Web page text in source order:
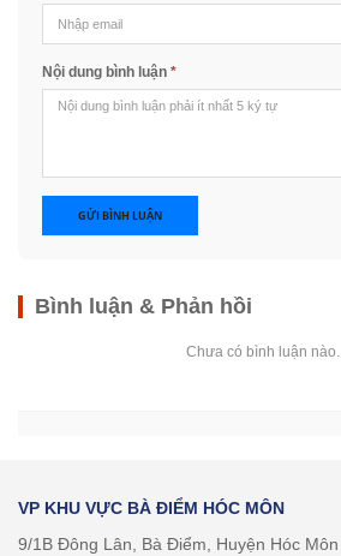
Nội dung bình luận *
GỬI BÌNH LUẬN
Bình luận & Phản hồi
Chưa có bình luận nào.
VP KHU VỰC BÀ ĐIỂM HÓC MÔN
9/1B Đông Lân, Bà Điểm, Huyện Hóc Môn